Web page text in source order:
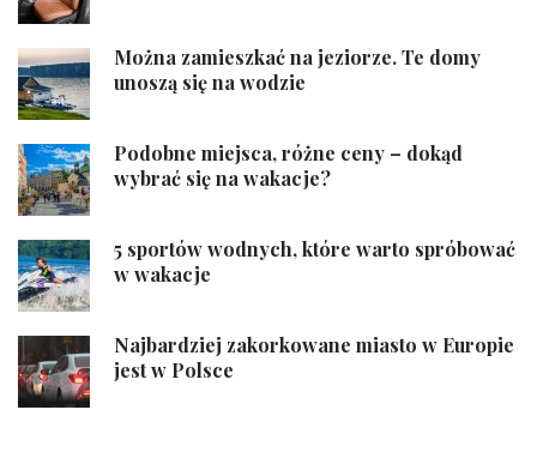
Można zamieszkać na jeziorze. Te domy
unoszą się na wodzie
Podobne miejsca, różne ceny – dokąd
wybrać się na wakacje?
5 sportów wodnych, które warto spróbować
w wakacje
Najbardziej zakorkowane miasto w Europie
jest w Polsce